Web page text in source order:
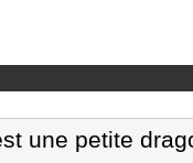
une petite